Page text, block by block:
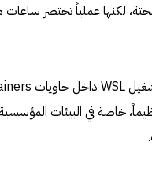
لكنها عملياً تختصر ساعات من
خاصة في البيئات